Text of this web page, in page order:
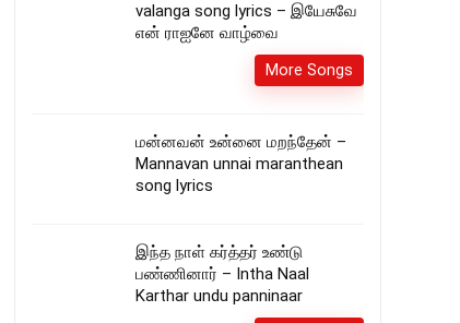
valanga song lyrics – இயேசுவே
என் ராஐனே வாழ்வை
More Songs
மன்னவன் உன்னை மறந்தேன் –
Mannavan unnai maranthean
song lyrics
இந்த நாள் கர்த்தர் உண்டு
பண்ணினார் – Intha Naal
Karthar undu panninaar